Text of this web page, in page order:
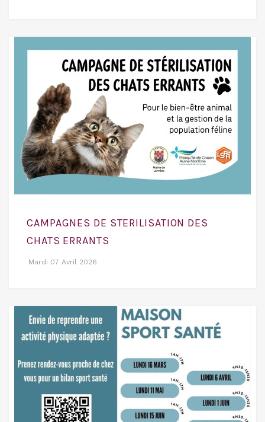
CAMPAGNES DE STERILISATION DES
CHATS ERRANTS
Mardi 07 Avril 2026